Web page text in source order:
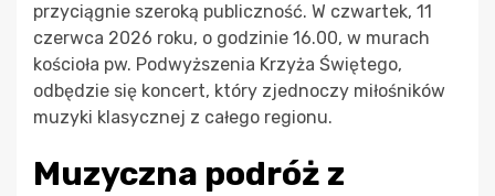
przyciągnie szeroką publiczność. W czwartek, 11
czerwca 2026 roku, o godzinie 16.00, w murach
kościoła pw. Podwyższenia Krzyża Świętego,
odbędzie się koncert, który zjednoczy miłośników
muzyki klasycznej z całego regionu.
Muzyczna podróż z